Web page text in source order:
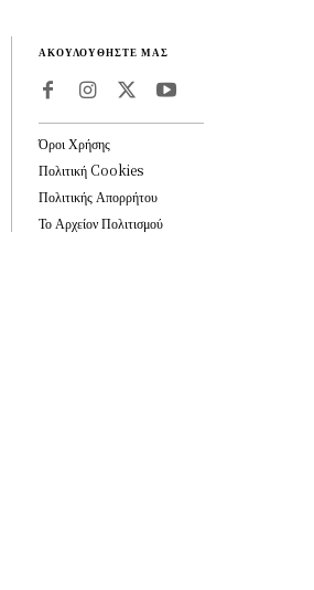
ΑΚΟΥΛΟΥΘΗΣΤΕ ΜΑΣ
Όροι Χρήσης
Πολιτική Cookies
Πολιτικής Απορρήτου
Το Αρχείον Πολιτισμού